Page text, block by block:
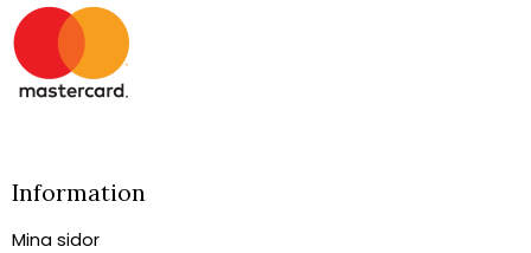
Information
Mina sidor